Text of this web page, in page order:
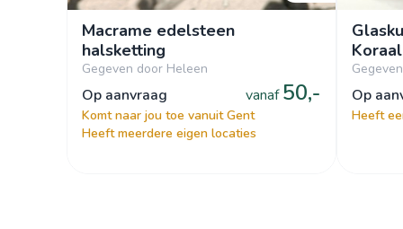
Macrame edelsteen
halsketting
Gegeven door Heleen
op aanvraag vanaf 50,-
Komt naar jou toe vanuit Gent
Heeft meerdere eigen locaties
op
Heeft